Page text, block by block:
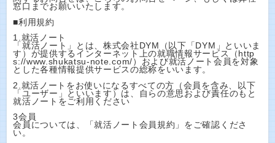
窓口までお願いいたします。
■利用規約
1.就活ノート
「就活ノート」とは、株式会社DYM（以下「DYM」といいま
す）が提供するインターネット上の就職情報サービス（http
s://www.shukatsu-note.com/）および就活ノート会員を対象
とした各種情報提供サービスの総称をいいます。
2.就活ノートをお使いになるすべての方（会員を含み、以下
「ユーザー」といいます）は、自らの意思および責任のもと
就活ノートをご利用ください
3会員
会員については、「就活ノート会員規約」をご確認くださ
い。